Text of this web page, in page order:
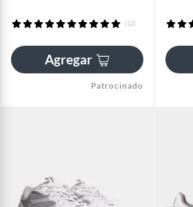
(12)
Agregar
Patrocinado